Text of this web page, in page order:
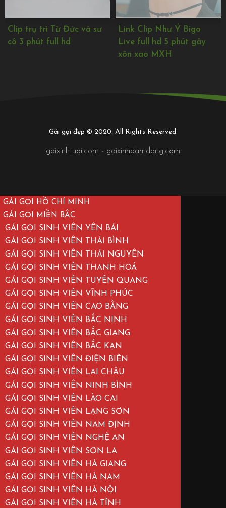
Link Clip Như Ý Bigo
Live full hd 5 phút gây
link Lê Mai Sang lộ clip
nóng bỏng body cực
full HD
Gái gọi đẹp © 2020. All Rights Reserved.
gaixinhtuoi.com - gaixinhdamdang.com
GÁI GỌI HỒ CHÍ MINH
GÁI GỌI MIỀN BẮC
GÁI GỌI SINH VIÊN YÊN BÁI
GÁI GỌI SINH VIÊN THÁI BÌNH
GÁI GỌI SINH VIÊN THÁI NGUYÊN
GÁI GỌI SINH VIÊN THANH HOÁ
GÁI GỌI SINH VIÊN TUYÊN QUANG
GÁI GỌI SINH VIÊN VĨNH PHÚC
GÁI GỌI SINH VIÊN CAO BẰNG
GÁI GỌI SINH VIÊN BẮC NINH
GÁI GỌI SINH VIÊN BẮC GIANG
GÁI GỌI SINH VIÊN BẮC KẠN
GÁI GỌI SINH VIÊN ĐIỆN BIÊN
GÁI GỌI SINH VIÊN LAI CHÂU
GÁI GỌI SINH VIÊN NINH BÌNH
GÁI GỌI SINH VIÊN LÀO CAI
GÁI GỌI SINH VIÊN LẠNG SƠN
GÁI GỌI SINH VIÊN NAM ĐỊNH
GÁI GỌI SINH VIÊN NGHỆ AN
GÁI GỌI SINH VIÊN SƠN LA
GÁI GỌI SINH VIÊN HÀ GIANG
GÁI GỌI SINH VIÊN HÀ NAM
GÁI GỌI SINH VIÊN HÀ NỘI
GÁI GỌI SINH VIÊN HÀ TĨNH